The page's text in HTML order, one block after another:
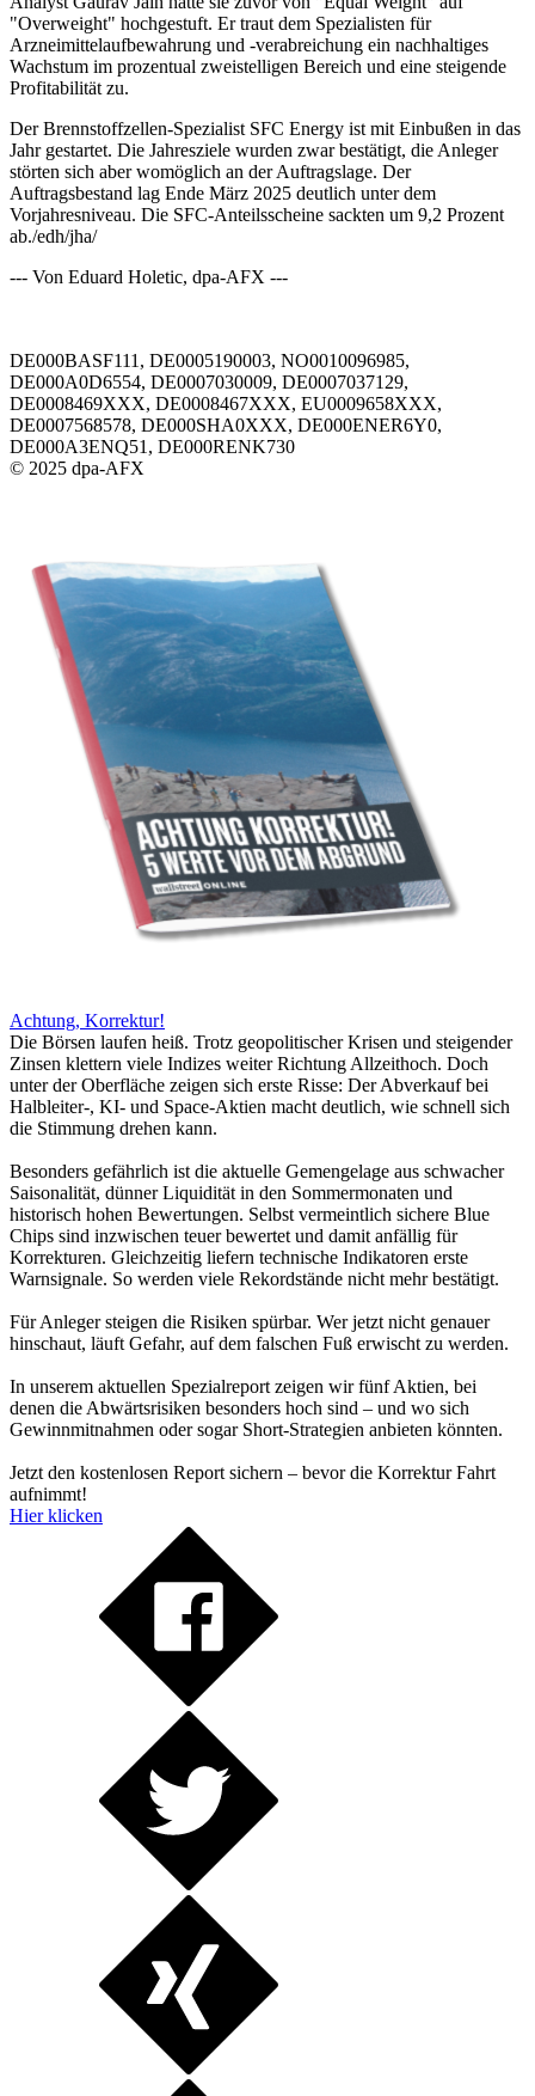
"Overweight" hochgestuft. Er traut dem Spezialisten für
Arzneimittelaufbewahrung und -verabreichung ein nachhaltiges
Wachstum im prozentual zweistelligen Bereich und eine steigende
Profitabilität zu.
Der Brennstoffzellen-Spezialist SFC Energy ist mit Einbußen in das
Jahr gestartet. Die Jahresziele wurden zwar bestätigt, die Anleger
störten sich aber womöglich an der Auftragslage. Der
Auftragsbestand lag Ende März 2025 deutlich unter dem
Vorjahresniveau. Die SFC-Anteilsscheine sackten um 9,2 Prozent
ab./edh/jha/
--- Von Eduard Holetic, dpa-AFX ---
DE000BASF111, DE0005190003, NO0010096985,
DE000A0D6554, DE0007030009, DE0007037129,
DE0008469XXX, DE0008467XXX, EU0009658XXX,
DE0007568578, DE000SHA0XXX, DE000ENER6Y0,
DE000A3ENQ51, DE000RENK730
© 2025 dpa-AFX
Achtung, Korrektur!
Die Börsen laufen heiß. Trotz geopolitischer Krisen und steigender
Zinsen klettern viele Indizes weiter Richtung Allzeithoch. Doch
unter der Oberfläche zeigen sich erste Risse: Der Abverkauf bei
Halbleiter-, KI- und Space-Aktien macht deutlich, wie schnell sich
die Stimmung drehen kann.
Besonders gefährlich ist die aktuelle Gemengelage aus schwacher
Saisonalität, dünner Liquidität in den Sommermonaten und
historisch hohen Bewertungen. Selbst vermeintlich sichere Blue
Chips sind inzwischen teuer bewertet und damit anfällig für
Korrekturen. Gleichzeitig liefern technische Indikatoren erste
Warnsignale. So werden viele Rekordstände nicht mehr bestätigt.
Für Anleger steigen die Risiken spürbar. Wer jetzt nicht genauer
hinschaut, läuft Gefahr, auf dem falschen Fuß erwischt zu werden.
In unserem aktuellen Spezialreport zeigen wir fünf Aktien, bei
denen die Abwärtsrisiken besonders hoch sind – und wo sich
Gewinnmitnahmen oder sogar Short-Strategien anbieten könnten.
Jetzt den kostenlosen Report sichern – bevor die Korrektur Fahrt
aufnimmt!
Hier klicken